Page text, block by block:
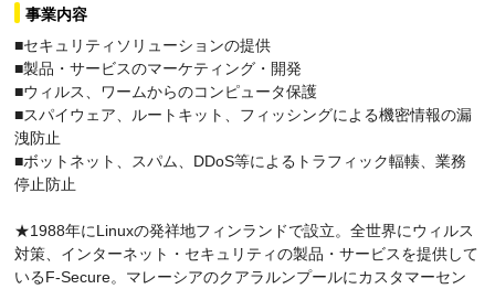
事業内容
■セキュリティソリューションの提供
■製品・サービスのマーケティング・開発
■ウィルス、ワームからのコンピュータ保護
■スパイウェア、ルートキット、フィッシングによる機密情報の漏
洩防止
■ボットネット、スパム、DDoS等によるトラフィック輻輳、業務
停止防止
★1988年にLinuxの発祥地フィンランドで設立。全世界にウィルス
対策、インターネット・セキュリティの製品・サービスを提供して
いるF-Secure。マレーシアのクアラルンプールにカスタマーセン